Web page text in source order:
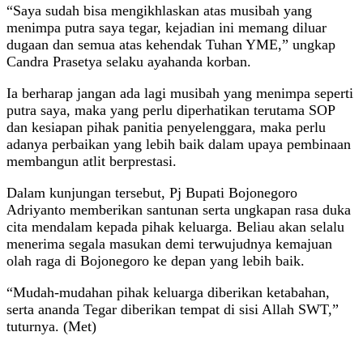
“Saya sudah bisa mengikhlaskan atas musibah yang
menimpa putra saya tegar, kejadian ini memang diluar
dugaan dan semua atas kehendak Tuhan YME,” ungkap
Candra Prasetya selaku ayahanda korban.
Ia berharap jangan ada lagi musibah yang menimpa seperti
putra saya, maka yang perlu diperhatikan terutama SOP
dan kesiapan pihak panitia penyelenggara, maka perlu
adanya perbaikan yang lebih baik dalam upaya pembinaan
membangun atlit berprestasi.
Dalam kunjungan tersebut, Pj Bupati Bojonegoro
Adriyanto memberikan santunan serta ungkapan rasa duka
cita mendalam kepada pihak keluarga. Beliau akan selalu
menerima segala masukan demi terwujudnya kemajuan
olah raga di Bojonegoro ke depan yang lebih baik.
“Mudah-mudahan pihak keluarga diberikan ketabahan,
serta ananda Tegar diberikan tempat di sisi Allah SWT,”
tuturnya. (Met)